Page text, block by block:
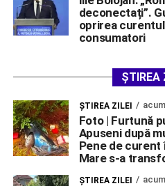
deconectați”.
oprirea
consumatori
ȘTIREA
ŞTIREA ZILEI
Foto | Furtună
Apuseni după
Pene de curent
Mare s-a
ŞTIREA ZILEI